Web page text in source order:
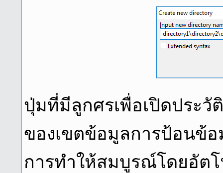
ปุ่มที่มีลูกศรเพื่อเปิดประ
ของเขตข้อมูลการป้อนข้
การทำให้สมบูรณ์โดยอัต